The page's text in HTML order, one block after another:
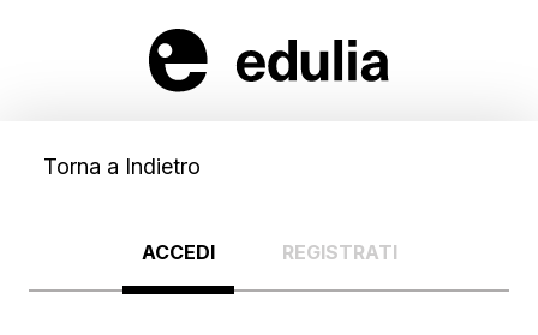
Torna a Indietro
ACCEDI REGISTRATI